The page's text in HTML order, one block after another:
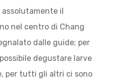
il
nel centro di Chang
dalle guide; per
degustare larve
per tutti gli altri ci sono